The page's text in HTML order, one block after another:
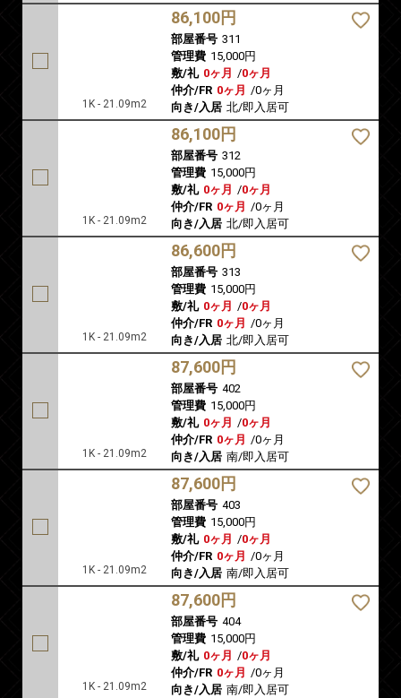
1K - 21.09m2
86,100円
部屋番号 311
管理費 15,000円
敷/礼 0ヶ月 /0ヶ月
仲介/FR 0ヶ月 /0ヶ月
向き/入居 北/即入居可
1K - 21.09m2
86,100円
部屋番号 312
管理費 15,000円
敷/礼 0ヶ月 /0ヶ月
仲介/FR 0ヶ月 /0ヶ月
向き/入居 北/即入居可
1K - 21.09m2
86,600円
部屋番号 313
管理費 15,000円
敷/礼 0ヶ月 /0ヶ月
仲介/FR 0ヶ月 /0ヶ月
向き/入居 北/即入居可
1K - 21.09m2
87,600円
部屋番号 402
管理費 15,000円
敷/礼 0ヶ月 /0ヶ月
仲介/FR 0ヶ月 /0ヶ月
向き/入居 南/即入居可
1K - 21.09m2
87,600円
部屋番号 403
管理費 15,000円
敷/礼 0ヶ月 /0ヶ月
仲介/FR 0ヶ月 /0ヶ月
向き/入居 南/即入居可
1K - 21.09m2
87,600円
部屋番号 404
管理費 15,000円
敷/礼 0ヶ月 /0ヶ月
仲介/FR 0ヶ月 /0ヶ月
向き/入居 南/即入居可